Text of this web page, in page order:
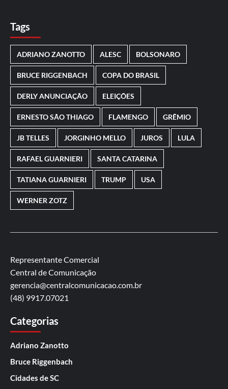
Tags
ADRIANO ZANOTTO ALESC BOLSONARO
BRUCE RIGGENBACH COPA DO BRASIL
DERLY ANUNCIAÇÃO ELEIÇÕES
ERNESTO SÃO THIAGO FLAMENGO GRÊMIO
JB TELLES JORGINHO MELLO JUROS LULA
RAFAEL GUARNIERI SANTA CATARINA
TATIANA GUARNIERI TRUMP USA
WERNER ZOTZ
Representante Comercial
Central de Comunicação
gerencia@centralcomunicacao.com.br
(48) 9917.07021
Categorias
Adriano Zanotto
Bruce Riggenbach
Cidades de SC